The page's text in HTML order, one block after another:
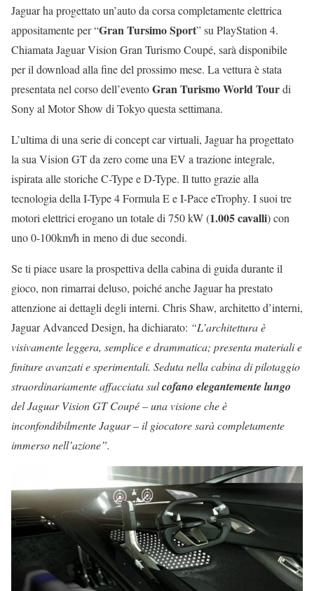
Jaguar ha progettato un’auto da corsa completamente elettrica
appositamente per “Gran Tursimo Sport” su PlayStation 4.
Chiamata Jaguar Vision Gran Turismo Coupé, sarà disponibile
per il download alla fine del prossimo mese. La vettura è stata
presentata nel corso dell’eventoGran Turismo World Tourdi
Sony al Motor Show di Tokyo questa settimana.
L’ultima di una serie di concept car virtuali, Jaguar ha progettato
la sua Vision GT da zero come una EV a trazione integrale,
ispirata alle storiche C-Type e D-Type. Il tutto grazie alla
tecnologia della I-Type 4 Formula E e I-Pace eTrophy. I suoi tre
motori elettrici erogano un totale di 750 kW (1.005 cavalli) con
uno 0-100km/h in meno di due secondi.
Se ti piace usare la prospettiva della cabina di guida durante il
gioco, non rimarrai deluso, poiché anche Jaguar ha prestato
attenzione ai dettagli degli interni. Chris Shaw, architetto d’interni,
Jaguar Advanced Design, ha dichiarato: “L’architettura è
visivamente leggera, semplice e drammatica; presenta materiali e
finiture avanzati e sperimentali. Seduta nella cabina di pilotaggio
straordinariamente affacciata sulcofano elegantemente lungo
del Jaguar Vision GT Coupé – una visione che è
inconfondibilmente Jaguar – il giocatore sarà completamente
immerso nell’azione”.